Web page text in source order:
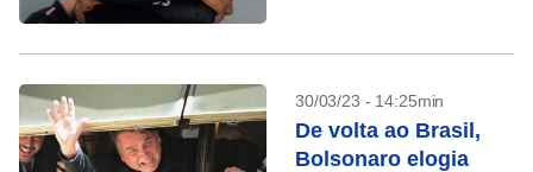
30/03/23 - 14:25min
De volta ao Brasil,
Bolsonaro elogia